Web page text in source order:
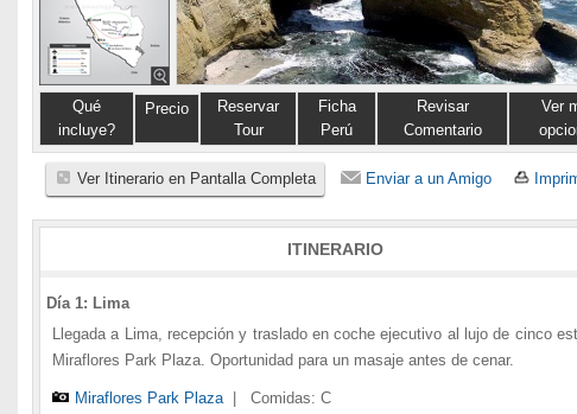
Qué
incluye?
Precio
Reservar
Tour
Ficha
Perú
Revisar
Comentario
Ver
Ver Itinerario en Pantalla Completa Enviar a un Amigo
ITINERARIO
Día 1: Lima
Llegada a Lima, recepción y traslado en coche ejecutivo al lujo de cinco
Miraflores Park Plaza. Oportunidad para un masaje antes de cenar.
Miraflores Park Plaza| Comidas: C